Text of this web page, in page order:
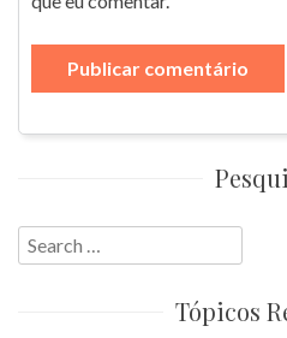
Search
for:
Tópicos